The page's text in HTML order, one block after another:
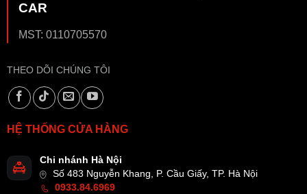
CAR
MST: 0110705570
THEO DÕI CHÚNG TÔI
HỆ THỐNG CỬA HÀNG
Chi nhánh Hà Nội
Số 483 Nguyễn Khang, P. Cầu Giấy, TP. Hà Nội
0933.84.6969